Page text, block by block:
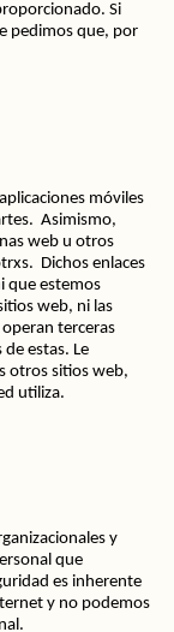
Si
pedimos que, por
móviles
Asimismo,
web u otros
Dichos enlaces
que estemos
web, ni las
terceras
estas. Le
otros sitios web,
utiliza.
y
que
es inherente
y no podemos